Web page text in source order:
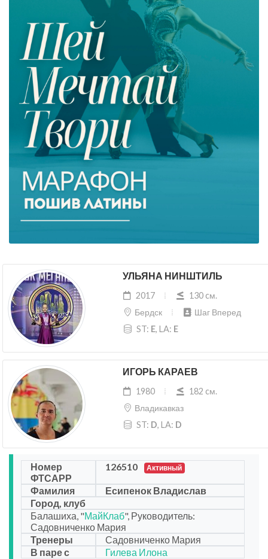
УЛЬЯНА НИНШТИЛЬ
2017
130 cм.
Бердск
Шаг Вперед
ST: E, LA: E
ИГОРЬ КАРАЕВ
1980
182 cм.
Владикавказ
ST: D, LA: D
Номер
ФТСАРР
126510 Активный
Фамилия
Есипенок Владислав
Город, клуб
Балашиха, "МайКлаб", Руководитель:
Садовниченко Мария
Тренеры
Садовниченко Мария
В паре с
Гилева Илона